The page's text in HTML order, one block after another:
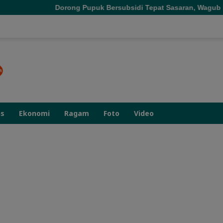
Pupuk Bersubsidi Tepat Sasaran, Wagub Malut Tekankan
Ekonomi Ragam Foto Video